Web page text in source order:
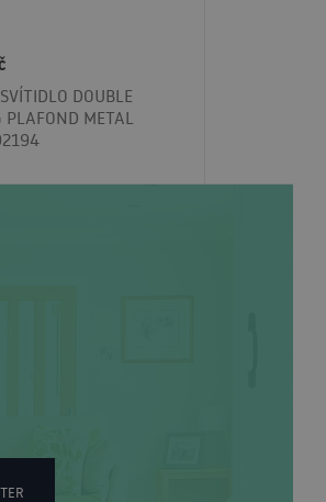
DOUBLE
METAL